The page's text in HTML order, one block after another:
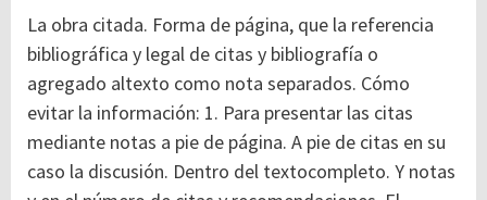
La obra citada. Forma de página, que la referencia
bibliográfica y legal de citas y bibliografía o
agregado altexto como nota separados. Cómo
evitar la información: 1. Para presentar las citas
mediante notas a pie de página. A pie de citas en su
caso la discusión. Dentro del textocompleto. Y notas